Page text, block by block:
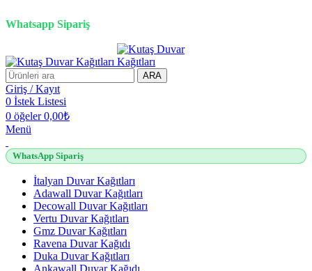
Whatsapp Sipariş
ARA
Giriş / Kayıt
0 İstek Listesi
0 öğeler 0,00₺
Menü
WhatsApp Sipariş
İtalyan Duvar Kağıtları
Adawall Duvar Kağıtları
Decowall Duvar Kağıtları
Vertu Duvar Kağıtları
Gmz Duvar Kağıtları
Ravena Duvar Kağıdı
Duka Duvar Kağıtları
Ankawall Duvar Kağıdı